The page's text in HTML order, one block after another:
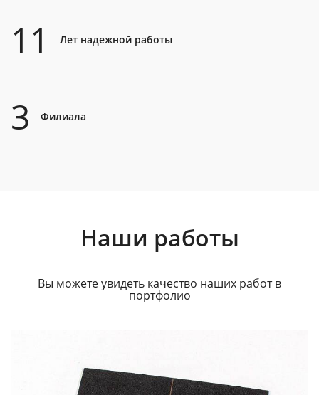
11 Лет надежной работы
3 Филиала
Наши работы
Вы можете увидеть качество наших работ в
портфолио